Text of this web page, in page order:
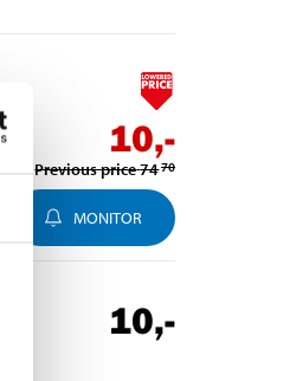
10,-
Previous price7470
MONITOR
10,-